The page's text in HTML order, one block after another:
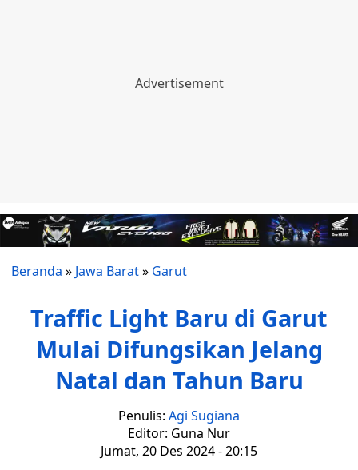
Beranda » Jawa Barat» Garut
Traffic Light Baru di Garut
Mulai Difungsikan Jelang
Natal dan Tahun Baru
Penulis: Agi Sugiana
Editor: Guna Nur
Jumat, 20 Des 2024 - 20:15